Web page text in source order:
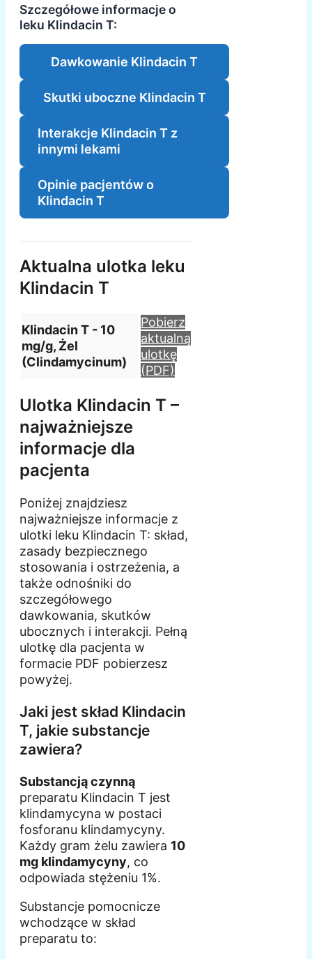
Szczegółowe informacje o
leku Klindacin T:
Dawkowanie Klindacin T
Skutki uboczne Klindacin T
Interakcje Klindacin T z
innymi lekami
Opinie pacjentów o
Klindacin T
Aktualna ulotka leku
Klindacin T
Klindacin T - 10
mg/g, Żel
(Clindamycinum)
Pobierz
aktualną
ulotkę
(PDF)
Ulotka Klindacin T –
najważniejsze
informacje dla
pacjenta
Poniżej znajdziesz
najważniejsze informacje z
ulotki leku Klindacin T: skład,
zasady bezpiecznego
stosowania i ostrzeżenia, a
także odnośniki do
szczegółowego
dawkowania, skutków
ubocznych i interakcji. Pełną
ulotkę dla pacjenta w
formacie PDF pobierzesz
powyżej.
Jaki jest skład Klindacin
T, jakie substancje
zawiera?
Substancją czynną
preparatu Klindacin T jest
klindamycyna w postaci
fosforanu klindamycyny.
Każdy gram żelu zawiera 10
mg klindamycyny, co
odpowiada stężeniu 1%.
Substancje pomocnicze
wchodzące w skład
preparatu to: